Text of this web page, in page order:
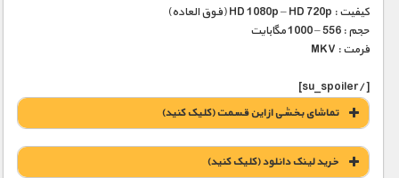
کیفیت : HD 1080p – HD 720p (فوق العاده)
حجم : 556 – 1000 مگابایت
فرمت : MKV
[/su_spoiler]
تماشای بخشی از این قسمت (کلیک کنید)
خريد لينک دانلود (کليک کنيد)